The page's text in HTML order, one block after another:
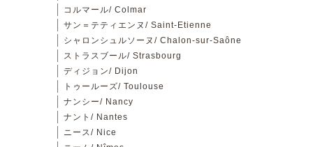
コルマール/ Colmar
サン＝テティエンヌ/ Saint-Etienne
シャロンシュルソーヌ/ Chalon-sur-Saône
ストラスブール/ Strasbourg
ディジョン/ Dijon
トゥールーズ/ Toulouse
ナンシー/ Nancy
ナント/ Nantes
ニース/ Nice